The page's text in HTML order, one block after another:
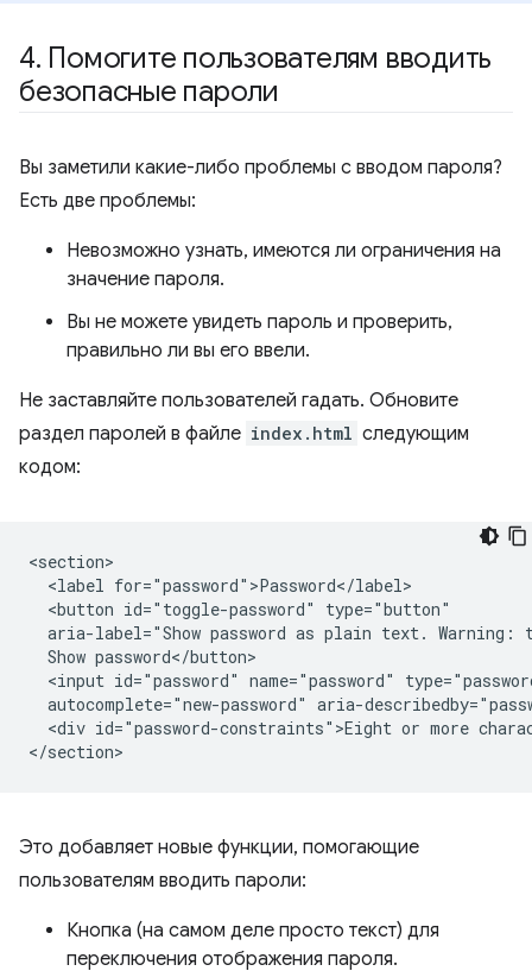
4. Помогите пользователям вводить
безопасные пароли
Вы заметили какие-либо проблемы с вводом пароля?
Есть две проблемы:
Невозможно узнать, имеются ли ограничения на
значение пароля.
Вы не можете увидеть пароль и проверить,
правильно ли вы его ввели.
Не заставляйте пользователей гадать. Обновите
раздел паролей в файле index.html следующим
кодом:
<section>
  <label for="password">Password</label>
  <button id="toggle-password" type="button"
aria-label="Show password as plain text. Warning:
  Show password</button>
<input id="password" name="password"
autocomplete="new-password" aria-
<div id="password-constraints">Eight or more
Это добавляет новые функции, помогающие
пользователям вводить пароли:
Кнопка (на самом деле просто текст) для
переключения отображения пароля.